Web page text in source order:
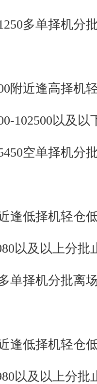
多单择机分
近逢高择机
102500以及以
空单择机分
低择机轻仓
以及以上分批
择机分批离
低择机轻仓
以及以上分批